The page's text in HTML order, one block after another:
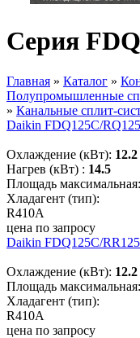
Серия FDQ
Вы здесь
Главная » Каталог »
Полупромышленные
» Канальные сплит-
Daikin FDQ125C/
Охлаждение (кВт): 12.2
Нагрев (кВт) : 14.5
Площадь максимальная:
Хладагент (тип):
R410A
цена по запросу
Daikin FDQ125C/
Охлаждение (кВт): 12.2
Площадь максимальная:
Хладагент (тип):
R410A
цена по запросу